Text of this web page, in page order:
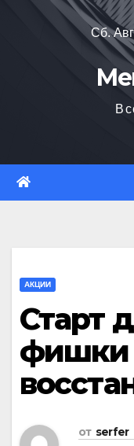
Сб.
АКЦИИ
Старт
фишки
от serfer